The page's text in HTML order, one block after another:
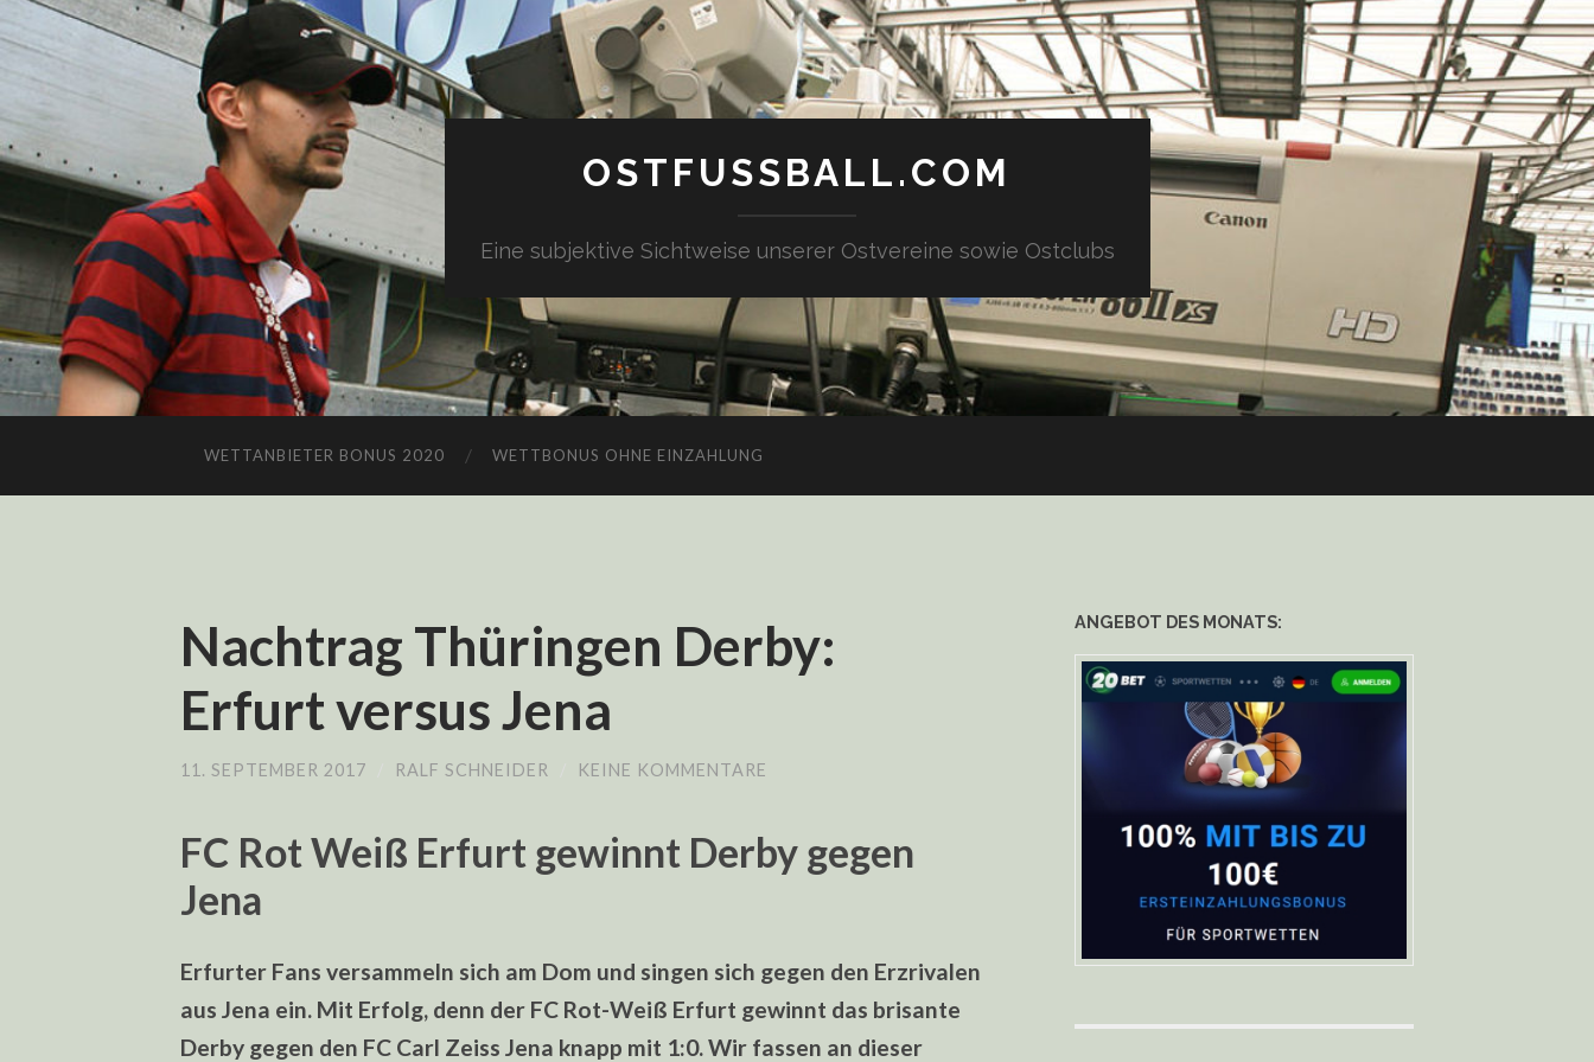
OSTFUSSBALL.COM
Eine subjektive Sichtweise unserer Ostvereine sowie Ostclubs
WETTANBIETER BONUS 2020 WETTBONUS OHNE EINZAHLUNG
Nachtrag Thüringen Derby:
Erfurt versus Jena
11. SEPTEMBER 2017 RALF SCHNEIDER KEINE KOMMENTARE
FC Rot Weiß Erfurt gewinnt Derby gegen
Jena
Erfurter Fans versammeln sich am Dom und singen sich gegen den Erzrivalen
aus Jena ein. Mit Erfolg, denn der FC Rot-Weiß Erfurt gewinnt das brisante
Derby gegen den FC Carl Zeiss Jena knapp mit 1:0. Wir fassen an dieser
ANGEBOT DES MONATS: